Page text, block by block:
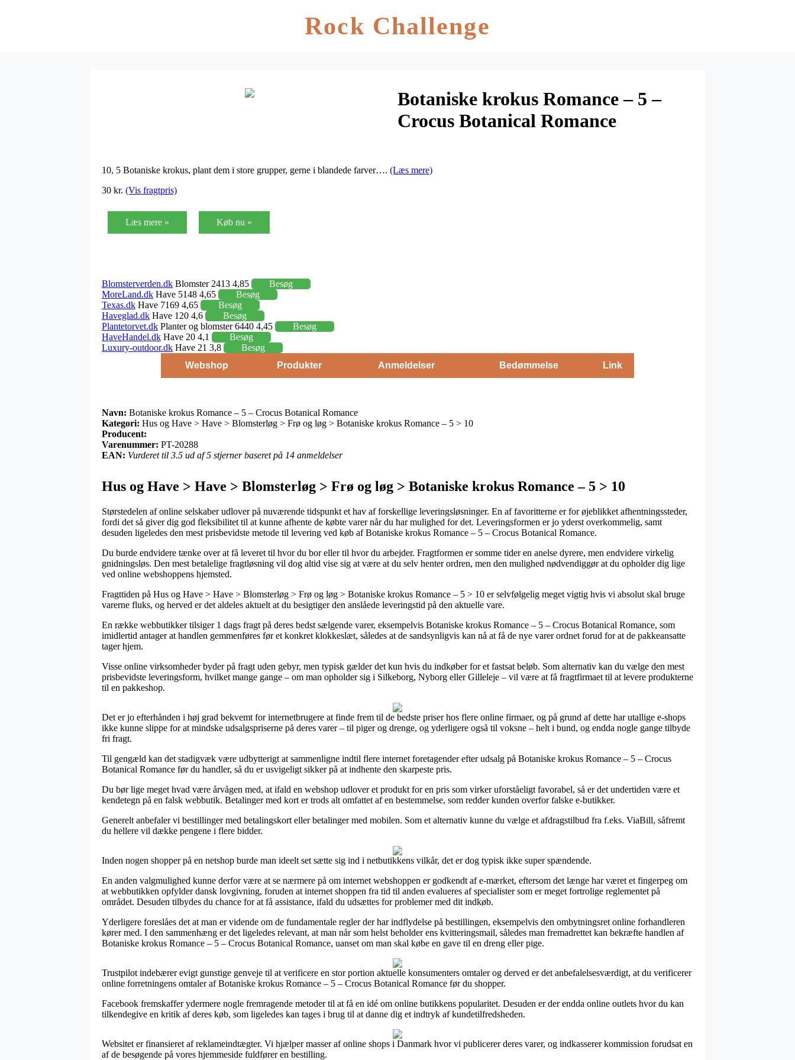
Rock Challenge
Botaniske krokus Romance – 5 –
Crocus Botanical Romance
10, 5 Botaniske krokus, plant dem i store grupper, gerne i blandede farver…. (Læs mere)
30 kr. (Vis fragtpris)
Læs mere » Køb nu »
Blomsterverden.dk Blomster 2413 4,85
Besøg
MoreLand.dk Have 5148 4,65
Besøg
Texas.dk Have 7169 4,65
Besøg
Haveglad.dk Have 120 4,6
Besøg
Plantetorvet.dk Planter og blomster 6440 4,45
Besøg
HaveHandel.dk Have 20 4,1
Besøg
Luxury-outdoor.dk Have 21 3,8
Besøg
Webshop
Produkter Anmeldelser Bedømmelse Link
Navn: Botaniske krokus Romance – 5 – Crocus Botanical Romance
Kategori: Hus og Have > Have > Blomsterløg > Frø og løg > Botaniske krokus Romance – 5 > 10
Producent:
Varenummer: PT-20288
EAN: Vurderet til 3.5 ud af 5 stjerner baseret på 14 anmeldelser
Hus og Have > Have > Blomsterløg > Frø og løg > Botaniske krokus Romance – 5 > 10
Størstedelen af online selskaber udlover på nuværende tidspunkt et hav af forskellige leveringsløsninger. En af favoritterne er for øjeblikket afhentningssteder,
fordi det så giver dig god fleksibilitet til at kunne afhente de købte varer når du har mulighed for det. Leveringsformen er jo yderst overkommelig, samt
desuden ligeledes den mest prisbevidste metode til levering ved køb af Botaniske krokus Romance – 5 – Crocus Botanical Romance.
Du burde endvidere tænke over at få leveret til hvor du bor eller til hvor du arbejder. Fragtformen er somme tider en anelse dyrere, men endvidere virkelig
gnidningsløs. Den mest betalelige fragtløsning vil dog altid vise sig at være at du selv henter ordren, men den mulighed nødvendiggør at du opholder dig lige
ved online webshoppens hjemsted.
Fragttiden på Hus og Have > Have > Blomsterløg > Frø og løg > Botaniske krokus Romance – 5 > 10 er selvfølgelig meget vigtig hvis vi absolut skal bruge
varerne fluks, og herved er det aldeles aktuelt at du besigtiger den anslåede leveringstid på den aktuelle vare.
En række webbutikker tilsiger 1 dags fragt på deres bedst sælgende varer, eksempelvis Botaniske krokus Romance – 5 – Crocus Botanical Romance, som
imidlertid antager at handlen gemmenføres før et konkret klokkeslæt, således at de sandsynligvis kan nå at få de nye varer ordnet forud for at de pakkeansatte
tager hjem.
Visse online virksomheder byder på fragt uden gebyr, men typisk gælder det kun hvis du indkøber for et fastsat beløb. Som alternativ kan du vælge den mest
prisbevidste leveringsform, hvilket mange gange – om man opholder sig i Silkeborg, Nyborg eller Gilleleje – vil være at få fragtfirmaet til at levere produkterne
til en pakkeshop.
Det er jo efterhånden i høj grad bekvemt for internetbrugere at finde frem til de bedste priser hos flere online firmaer, og på grund af dette har utallige e-shops
ikke kunne slippe for at mindske udsalgspriserne på deres varer – til piger og drenge, og yderligere også til voksne – helt i bund, og endda nogle gange tilbyde
fri fragt.
Til gengæld kan det stadigvæk være udbytterigt at sammenligne indtil flere internet foretagender efter udsalg på Botaniske krokus Romance – 5 – Crocus
Botanical Romance før du handler, så du er usvigeligt sikker på at indhente den skarpeste pris.
Du bør lige meget hvad være årvågen med, at ifald en webshop udlover et produkt for en pris som virker uforståeligt favorabel, så er det undertiden være et
kendetegn på en falsk webbutik. Betalinger med kort er trods alt omfattet af en bestemmelse, som redder kunden overfor falske e-butikker.
Generelt anbefaler vi bestillinger med betalingskort eller betalinger med mobilen. Som et alternativ kunne du vælge et afdragstilbud fra f.eks. ViaBill, såfremt
du hellere vil dække pengene i flere bidder.
Inden nogen shopper på en netshop burde man ideelt set sætte sig ind i netbutikkens vilkår, det er dog typisk ikke super spændende.
En anden valgmulighed kunne derfor være at se nærmere på om internet webshoppen er godkendt af e-mærket, eftersom det længe har været et fingerpeg om
at webbutikken opfylder dansk lovgivning, foruden at internet shoppen fra tid til anden evalueres af specialister som er meget fortrolige reglementet på
området. Desuden tilbydes du chance for at få assistance, ifald du udsættes for problemer med dit indkøb.
Yderligere foreslåes det at man er vidende om de fundamentale regler der har indflydelse på bestillingen, eksempelvis den ombytningsret online forhandleren
kører med. I den sammenhæng er det ligeledes relevant, at man når som helst beholder ens kvitteringsmail, således man fremadrettet kan bekræfte handlen af
Botaniske krokus Romance – 5 – Crocus Botanical Romance, uanset om man skal købe en gave til en dreng eller pige.
Trustpilot indebærer evigt gunstige genveje til at verificere en stor portion aktuelle konsumenters omtaler og derved er det anbefalelsesværdigt, at du verificerer
online forretningens omtaler af Botaniske krokus Romance – 5 – Crocus Botanical Romance før du shopper.
Facebook fremskaffer ydermere nogle fremragende metoder til at få en idé om online butikkens popularitet. Desuden er der endda online outlets hvor du kan
tilkendegive en kritik af deres køb, som ligeledes kan tages i brug til at danne dig et indtryk af kundetilfredsheden.
Websitet er finansieret af reklameindtægter. Vi hjælper masser af online shops i Danmark hvor vi publicerer deres varer, og indkasserer kommission forudsat en
af de besøgende på vores hjemmeside fuldfører en bestilling.